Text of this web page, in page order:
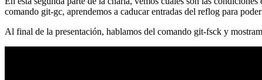
comando git-gc, aprendemos a caducar entradas del reflog para
Al final de la presentación, hablamos del comando git-fsck y